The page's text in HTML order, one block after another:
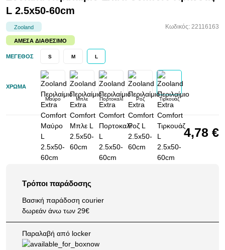
L 2.5x50-60cm
Zooland Κωδικός: 22116163
ΆΜΕΣΑ ΔΙΑΘΈΣΙΜΟ
ΜΈΓΕΘΟΣ S M L
ΧΡΏΜΑ
Μαύρο Μπλε Πορτοκαλί Ροζ Τιρκουάζ
4,78 €
Τρόποι παράδοσης
Βασική παράδοση courier
δωρεάν άνω των 29€
Παραλαβή από locker